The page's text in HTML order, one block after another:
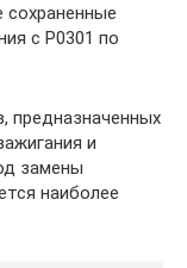
сохраненные
с P0301 по
предназначенных
и
замены
наиболее